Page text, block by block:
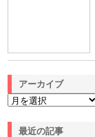
アーカイブ
最近の記事